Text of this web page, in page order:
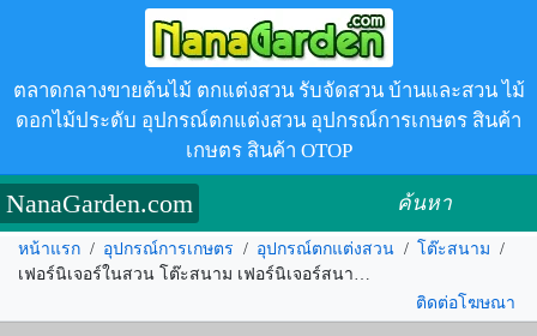
ตลาดกลางขายต้นไม้ ตกแต่งสวน รับจัดสวน บ้านและสวน ไม้
ดอกไม้ประดับ อุปกรณ์ตกแต่งสวน อุปกรณ์การเกษตร สินค้า
เกษตร สินค้า OTOP
NanaGarden.com ค้นหา
หน้าแรก / อุปกรณ์การเกษตร / อุปกรณ์ตกแต่งสวน / โต๊ะสนาม /
ติดต่อโฆษณา